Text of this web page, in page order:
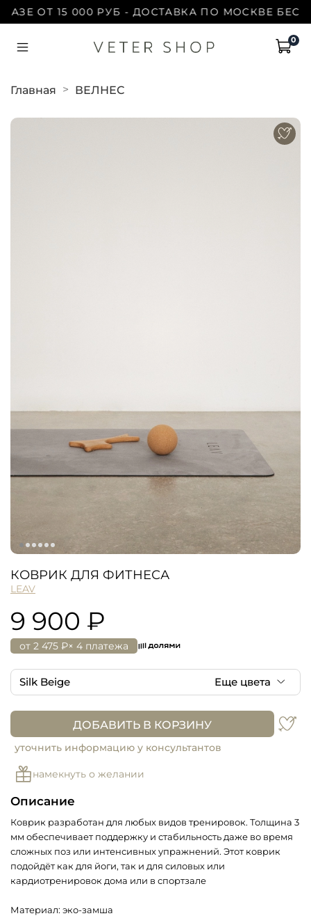
ОТ 15 000 РУБ - ДОСТАВКА ПО МОСКВЕ
0
Главная ВЕЛНЕС
КОВРИК ДЛЯ ФИТНЕСА
LEAV
9 900 ₽
от 2 475 ₽× 4 платежа
Silk Beige Еще цвета
Stone gray
Avocado green
Dusk pink
ДОБАВИТЬ В КОРЗИНУ
уточнить информацию у консультантов
намекнуть о желании
Описание
Коврик разработан для любых видов тренировок. Толщина 3
мм обеспечивает поддержку и стабильность даже во время
сложных поз или интенсивных упражнений. Этот коврик
подойдёт как для йоги, так и для силовых или
кардиотренировок дома или в спортзале
Материал: эко-замша